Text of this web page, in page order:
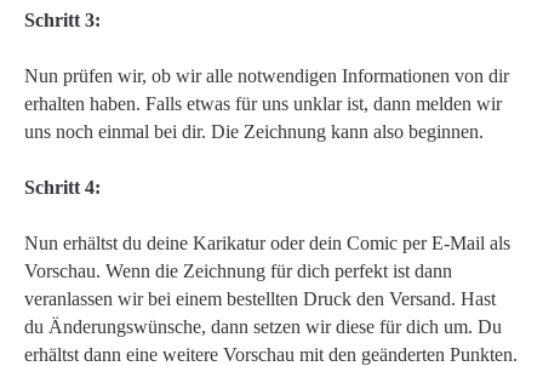
Schritt 3:
Nun prüfen wir, ob wir alle notwendigen Informationen von dir
erhalten haben. Falls etwas für uns unklar ist, dann melden wir
uns noch einmal bei dir. Die Zeichnung kann also beginnen.
Schritt 4:
Nun erhältst du deine Karikatur oder dein Comic per E-Mail als
Vorschau. Wenn die Zeichnung für dich perfekt ist dann
veranlassen wir bei einem bestellten Druck den Versand. Hast
du Änderungswünsche, dann setzen wir diese für dich um. Du
erhältst dann eine weitere Vorschau mit den geänderten Punkten.